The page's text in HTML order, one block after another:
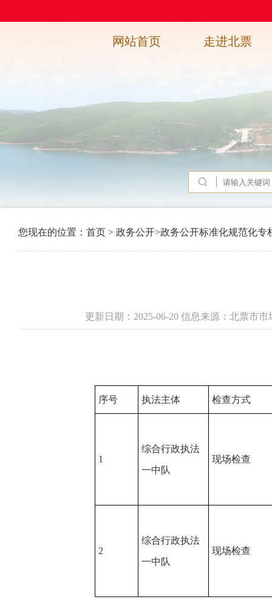
网站首页 走进北票
您现在的位置： 首页 > 政务公开>政务公开标准化规范化专
更新日期：2025-06-20 信息来源：北票市
序号 执法主体 检查方式
1
综合行政执法
一中队
现场检查
2
综合行政执法
一中队
现场检查